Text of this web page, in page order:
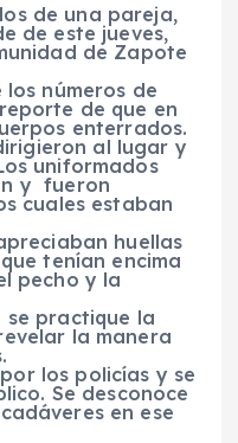
de una pareja,
de este jueves,
de Zapote
los números de
de que en
enterrados.
al lugar y
uniformados
y fueron
cuales estaban
huellas
tenían encima
pecho y la
se practique la
la manera
los policías y se
Se desconoce
en ese